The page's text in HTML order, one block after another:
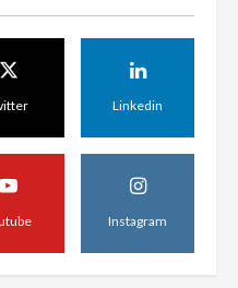
simultan Israelul și
teritoriu
3, 2026
simplu pe care
îl recomandă
Linkedin
Instagram